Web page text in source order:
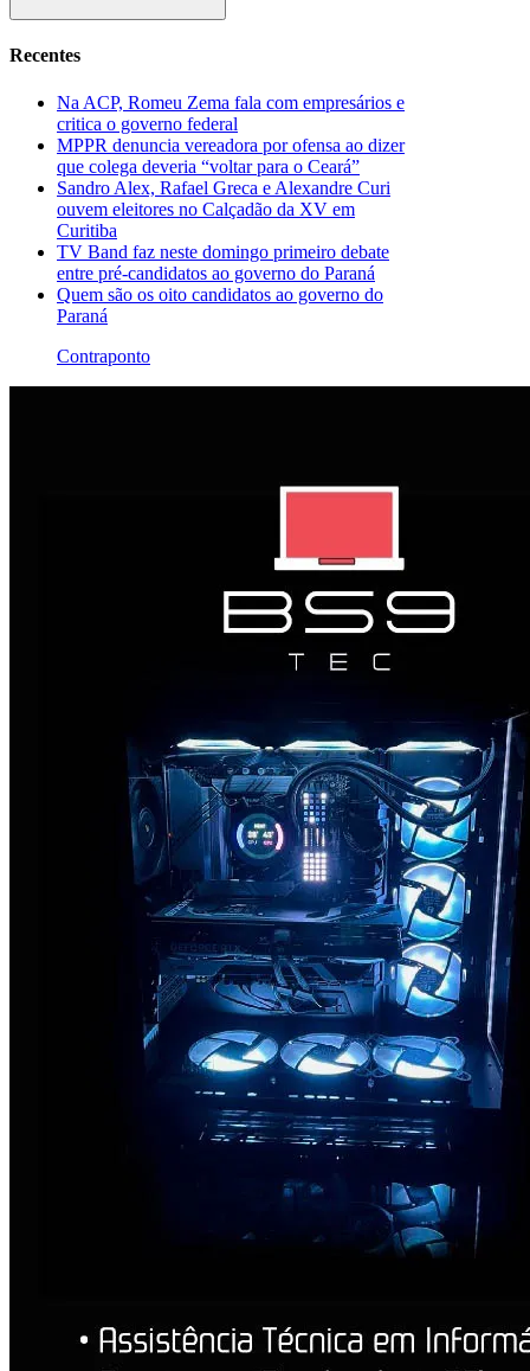
Recentes
Na ACP, Romeu Zema fala com empresários e
critica o governo federal
MPPR denuncia vereadora por ofensa ao dizer
que colega deveria “voltar para o Ceará”
Sandro Alex, Rafael Greca e Alexandre Curi
ouvem eleitores no Calçadão da XV em
Curitiba
TV Band faz neste domingo primeiro debate
entre pré-candidatos ao governo do Paraná
Quem são os oito candidatos ao governo do
Paraná
Contraponto